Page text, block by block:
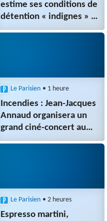
estime ses conditions de
détention « indignes » et
ordonne son
Le Parisien • 1 heure
Incendies : Jean-Jacques
Annaud organisera un
grand ciné-concert au
Palais des Congrès de
Le Parisien • 2 heures
Espresso martini,